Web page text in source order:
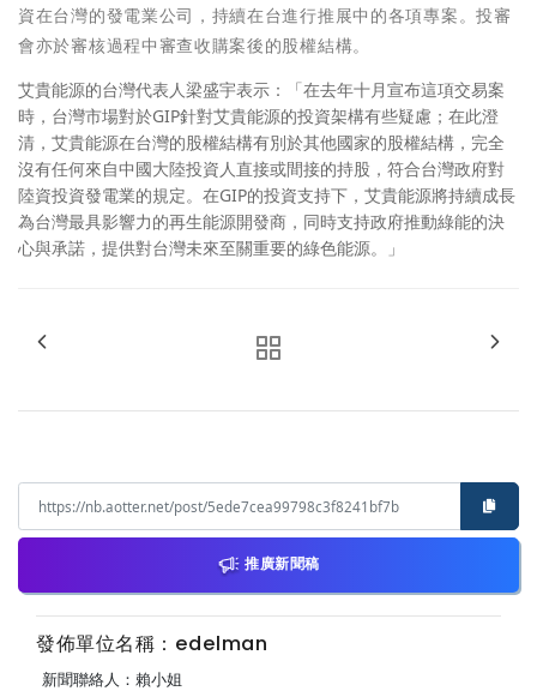
資在台灣的發電業公司，持續在台進行推展中的各項專案。投審
會亦於審核過程中審查收購案後的股權結構。
艾貴能源的台灣代表人梁盛宇表示：「在去年十月宣布這項交易案
時，台灣市場對於GIP針對艾貴能源的投資架構有些疑慮；在此澄
清，艾貴能源在台灣的股權結構有別於其他國家的股權結構，完全
沒有任何來自中國大陸投資人直接或間接的持股，符合台灣政府對
陸資投資發電業的規定。在GIP的投資支持下，艾貴能源將持續成長
為台灣最具影響力的再生能源開發商，同時支持政府推動綠能的決
心與承諾，提供對台灣未來至關重要的綠色能源。」
推廣新聞稿
發佈單位名稱：edelman
新聞聯絡人：賴小姐